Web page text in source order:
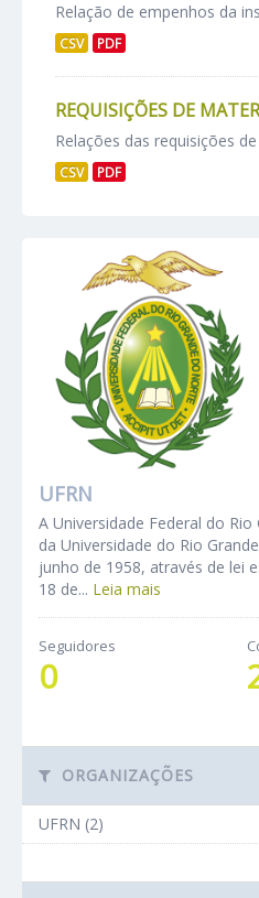
Relação de empenhos da
CSV PDF
REQUISIÇÕES DE
Relações das requisições
CSV PDF
UFRN
A Universidade Federal do
da Universidade do Rio
junho de 1958, através de lei
18 de... Leia mais
Seguidores
0
ORGANIZAÇÕES
UFRN (2)